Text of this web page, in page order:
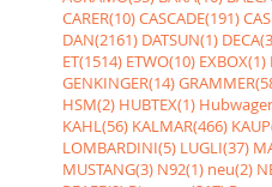
CARER(10)CASCADE(191)
DAN(2161) DATSUN(1)
ET(1514) ETWO(10) EXBOX(1)
GENKINGER(14)
HSM(2) HUBTEX(1)
KAHL(56) KALMAR(466)
LOMBARDINI(5) LUGLI(37)
MUSTANG(3) N92(1) neu(2)